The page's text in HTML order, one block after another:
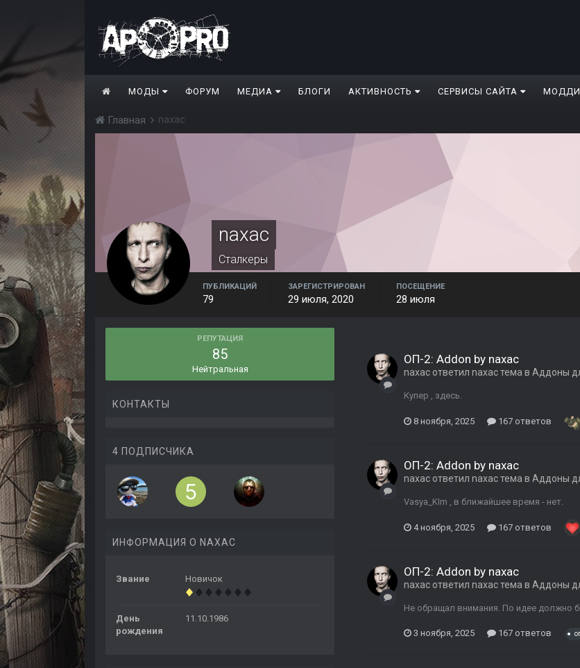
МОДЫ ФОРУМ МЕДИА БЛОГИ АКТИВНОСТЬ СЕРВИСЫ САЙТА
Главная naxac
naxac
Сталкеры
ПУБЛИКАЦИЙ
79
ЗАРЕГИСТРИРОВАН
29 июля, 2020
ПОСЕЩЕНИЕ
28 июля
РЕПУТАЦИЯ
85
Нейтральная
КОНТАКТЫ
4 ПОДПИСЧИКА
ИНФОРМАЦИЯ О NAXAC
Звание Новичок
День
рождения
11.10.1986
ОП-2: Addon by naxac
naxac ответил naxacтема в Аддоны
Купер , здесь.
8 ноября, 2025 167 ответов
ОП-2: Addon by naxac
naxac ответил naxacтема в Аддоны
Vasya_KIm , в ближайшее время - нет.
4 ноября, 2025 167 ответов
ОП-2: Addon by naxac
naxac ответил naxacтема в Аддоны
Не обращал внимания. По идее должно
3 ноября, 2025 167 ответов